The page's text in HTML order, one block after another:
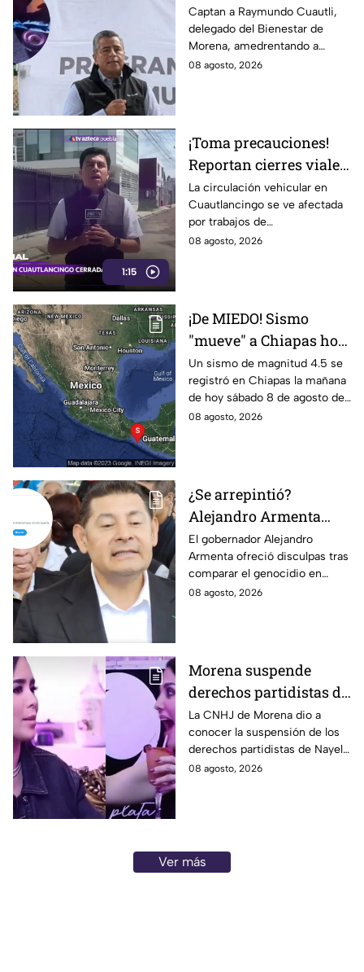
Cuautli, funcionario de
Morena, amedrenta a
policías tras chocarlos
por conducir
Captan a Raymundo Cuautli,
delegado del Bienestar de
Morena, amedrentando a
policías de San Andrés Cholula
08 agosto, 2026
1:15
¡Toma precauciones!
Reportan cierres viales
en Cuautlancingo hoy
sábado; vías alternas
La circulación vehicular en
Cuautlancingo se ve afectada
por trabajos de
reencarpetamiento la mañana
08 agosto, 2026
¡De MIEDO! Sismo
"mueve" a Chiapas hoy
sábado: ¿Cuáles son los
daños?
Un sismo de magnitud 4.5 se
registró en Chiapas la mañana
de hoy sábado 8 de agosto de
2026, lo que generó alerta
08 agosto, 2026
¿Se arrepintió?
Alejandro Armenta
elimina disculpas tras
comparar genocidio
palestino con baches;
Morena calla
El gobernador Alejandro
Armenta ofreció disculpas tras
comparar el genocidio en
Palestina con baches; sin
08 agosto, 2026
Morena suspende
derechos partidistas de
Nayeli Salvatori y
Graciela Palomares
tras dichos contra
adultos mayores
La CNHJ de Morena dio a
conocer la suspensión de los
derechos partidistas de Nayeli
Salvatori y Graciela Palomares
08 agosto, 2026
Ver más